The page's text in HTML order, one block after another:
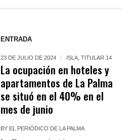
ENTRADA
23 DE JULIO DE 2024 ISLA ,TITULAR 14
La ocupación en hoteles y
apartamentos de La Palma
se situó en el 40% en el
mes de junio
BY EL PERIÓDICO DE LA PALMA